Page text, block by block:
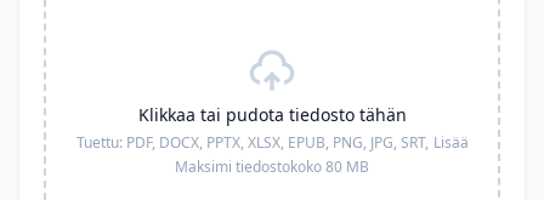
Klikkaa tai pudota tiedosto tähän
Tuettu: PDF, DOCX, PPTX, XLSX, EPUB, PNG, JPG, SRT, Lisää
Maksimi tiedostokoko 80 MB